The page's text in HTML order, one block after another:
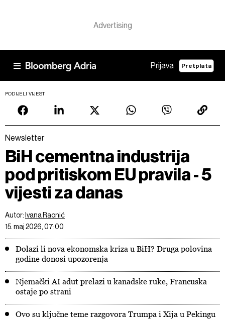
Prijava Pretplata
PODIJELI VIJEST
Newsletter
BiH cementna industrija
pod pritiskom EU pravila - 5
vijesti za danas
Autor: Ivana Raonić
15. maj 2026, 07:00
Dolazi li nova ekonomska kriza u BiH? Druga polovina
godine donosi upozorenja
Njemački AI adut prelazi u kanadske ruke, Francuska
ostaje po strani
Ovo su ključne teme razgovora Trumpa i Xija u Pekingu